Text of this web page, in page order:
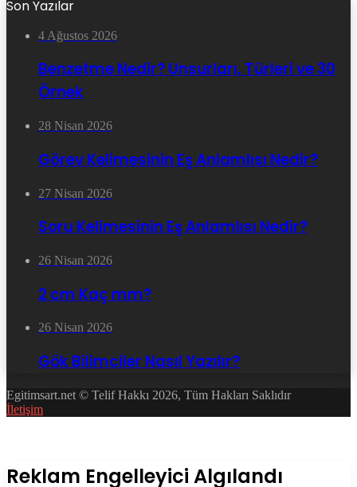
Son Yazılar
4 Ağustos 2026
Benzetme Nedir? Unsurları, Türleri ve 30
Örnek
28 Nisan 2026
Görev Kelimesinin Eş Anlamlısı Nedir?
27 Nisan 2026
Soru Kelimesinin Eş Anlamlısı Nedir?
26 Nisan 2026
2 cm Kaç mm?
26 Nisan 2026
Gök Bilimciler Nasıl Yazılır?
Egitimsart.net © Telif Hakkı 2026, Tüm Hakları Saklıdır
İletişim
Kapalı
Reklam Engelleyici Algılandı